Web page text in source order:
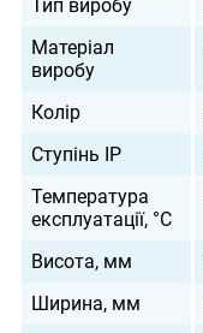
Тип виробу
Матеріал
виробу
Колір
Ступінь IP
Температура
експлуатації, °С
Висота, мм
Ширина, мм